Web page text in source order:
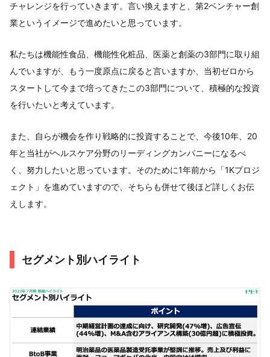
チャレンジを行っていきます。言い換えますと、第2ベンチャー創
業というイメージで進めたいと思っています。
私たちは機能性食品、機能性化粧品、医薬と創薬の3部門に取り組
んでいますが、もう一度原点に戻ると言いますか、当初ゼロから
スタートして今まで培ってきたこの3部門について、積極的な投資
を行いたいと考えています。
また、自らが機会を作り戦略的に投資することで、今後10年、20
年と当社がヘルスケア分野のリーディングカンパニーになるべ
く、努力したいと思っています。そのために1年前から「1Kプロジ
ェクト」を進めていますので、そちらも併せて後ほど詳しくお伝
えします。
セグメント別ハイライト